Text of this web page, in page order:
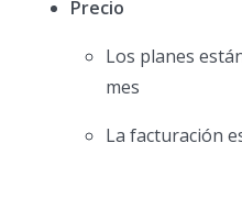
Precio
Los planes
mes
La facturación